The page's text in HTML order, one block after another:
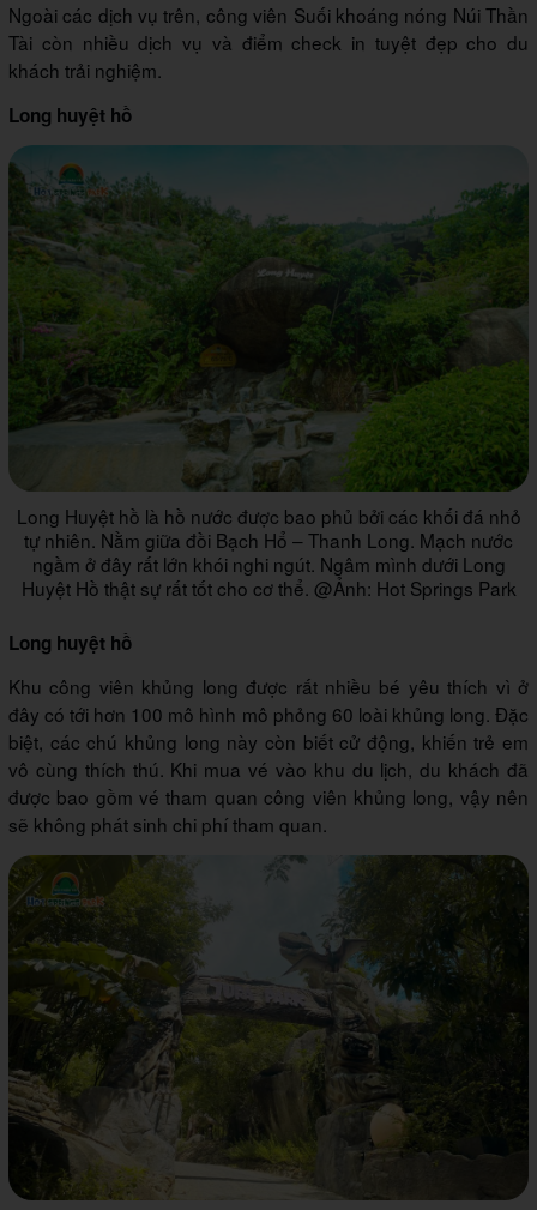
Ngoài các dịch vụ trên, công viên Suối khoáng nóng Núi Thần
Tài còn nhiều dịch vụ và điểm check in tuyệt đẹp cho du
khách trải nghiệm.
Long huyệt hồ
Long Huyệt hồ là hồ nước được bao phủ bởi các khối đá nhỏ
tự nhiên. Nằm giữa đồi Bạch Hổ – Thanh Long. Mạch nước
ngầm ở đây rất lớn khói nghi ngút. Ngâm mình dưới Long
Huyệt Hồ thật sự rất tốt cho cơ thể. @Ảnh: Hot Springs Park
Long huyệt hồ
Khu công viên khủng long được rất nhiều bé yêu thích vì ở
đây có tới hơn 100 mô hình mô phỏng 60 loài khủng long. Đặc
biệt, các chú khủng long này còn biết cử động, khiến trẻ em
vô cùng thích thú. Khi mua vé vào khu du lịch, du khách đã
được bao gồm vé tham quan công viên khủng long, vậy nên
sẽ không phát sinh chi phí tham quan.